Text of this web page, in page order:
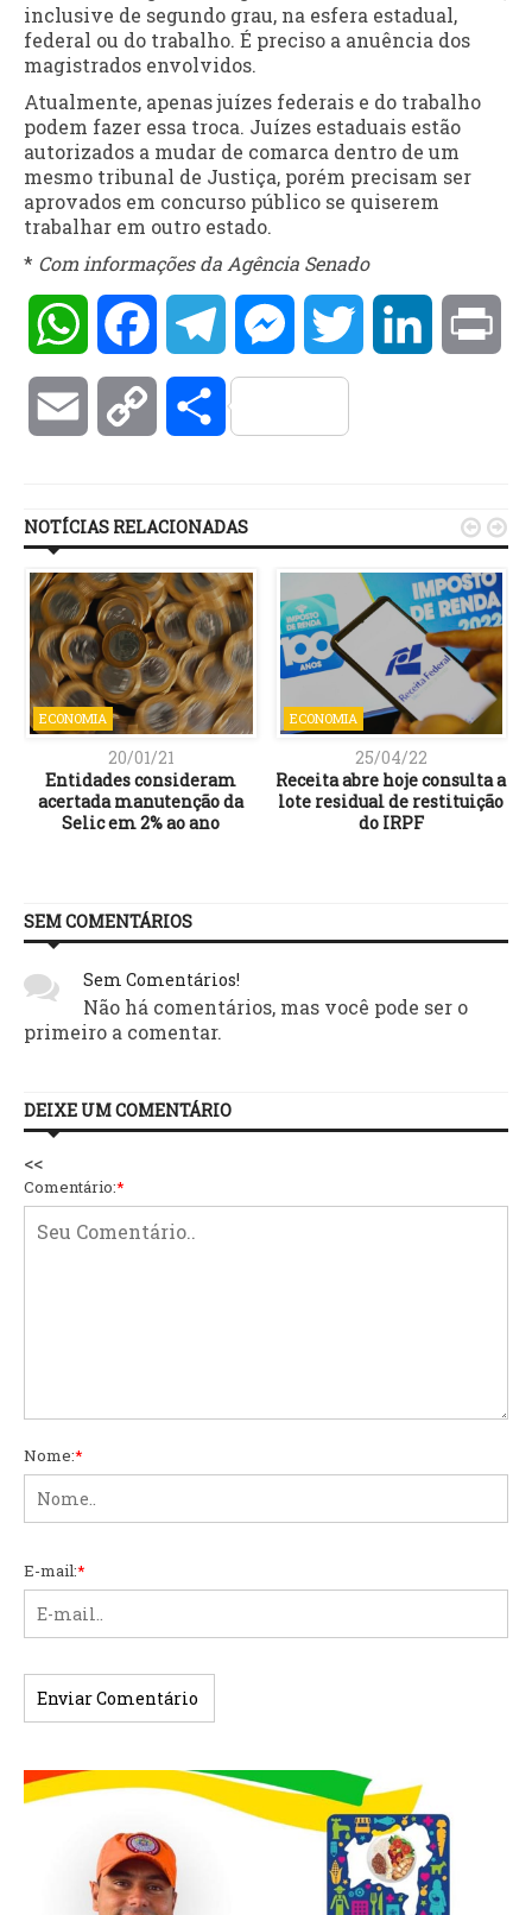
inclusive de segundo grau, na esfera estadual,
federal ou do trabalho. É preciso a anuência dos
magistrados envolvidos.
Atualmente, apenas juízes federais e do trabalho
podem fazer essa troca. Juízes estaduais estão
autorizados a mudar de comarca dentro de um
mesmo tribunal de Justiça, porém precisam ser
aprovados em concurso público se quiserem
trabalhar em outro estado.
* Com informações da Agência Senado
WhatsAppFacebookTelegramMessengerTwitter LinkedIn
Email Copy Compartilhar
NOTÍCIAS RELACIONADAS
ECONOMIA
20/01/21
Entidades consideram
acertada manutenção da
Selic em 2% ao ano
ECONOMIA
25/04/22
Receita abre hoje consulta a
lote residual de restituição
do IRPF
 
SEM COMENTÁRIOS
Sem Comentários!
Não há comentários, mas você pode ser o
primeiro a comentar.
DEIXE UM COMENTÁRIO
<<
Comentário:*
Nome:*
E-mail:*